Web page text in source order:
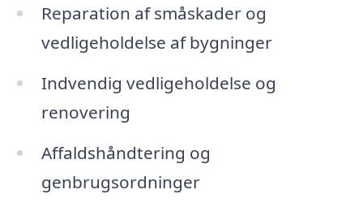
Reparation af småskader og
vedligeholdelse af bygninger
Indvendig vedligeholdelse og
renovering
Affaldshåndtering og
genbrugsordninger